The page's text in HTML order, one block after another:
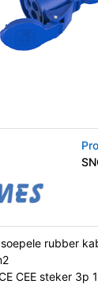
rubber
CEE steker 3p